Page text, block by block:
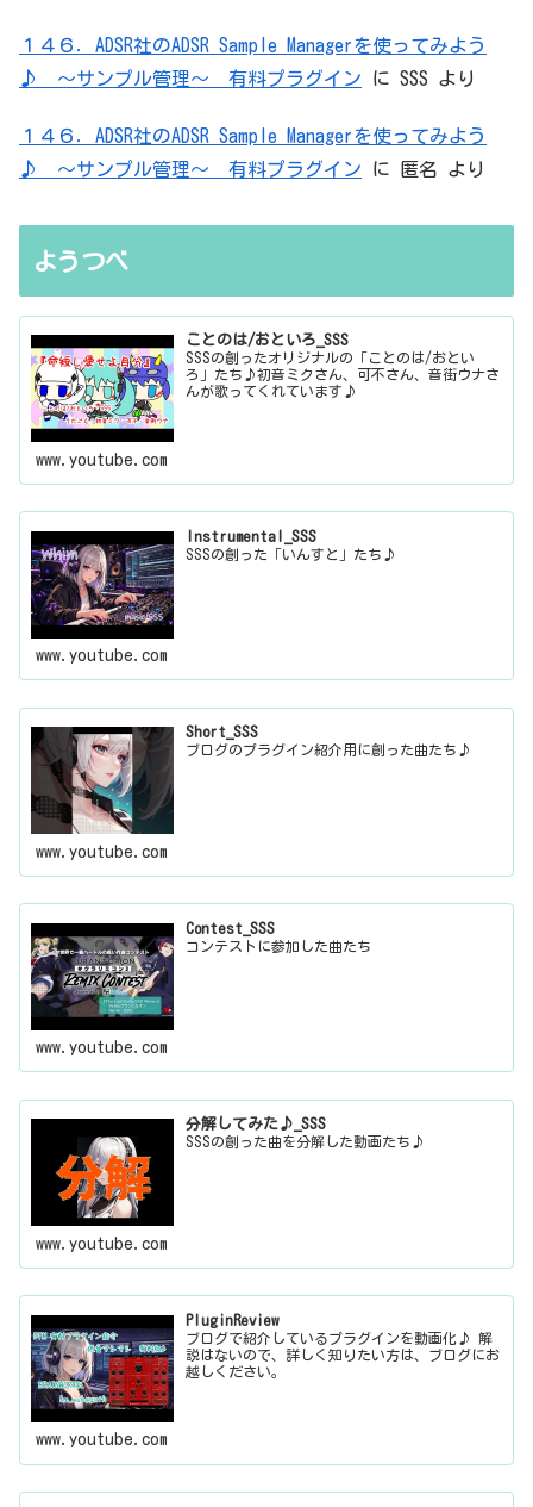
１４６．ADSR社のADSR Sample Managerを使ってみよう
♪ ～サンプル管理～ 有料プラグイン に SSS より
１４６．ADSR社のADSR Sample Managerを使ってみよう
♪ ～サンプル管理～ 有料プラグイン に 匿名 より
ようつべ
ことのは/おといろ_SSS
SSSの創ったオリジナルの「ことのは/おとい
ろ」たち♪初音ミクさん、可不さん、音街ウナさ
んが歌ってくれています♪
www.youtube.com
Instrumental_SSS
SSSの創った「いんすと」たち♪
www.youtube.com
Short_SSS
ブログのプラグイン紹介用に創った曲たち♪
www.youtube.com
Contest_SSS
コンテストに参加した曲たち
www.youtube.com
分解してみた♪_SSS
SSSの創った曲を分解した動画たち♪
www.youtube.com
PluginReview
ブログで紹介しているプラグインを動画化♪ 解
説はないので、詳しく知りたい方は、ブログにお
越しください。
www.youtube.com